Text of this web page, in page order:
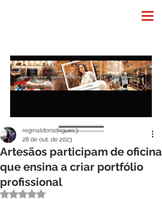
Artesãos participam de oficina
que ensina a criar portfólio
profissional
reginaldorodrigues3
28 de out. de 2023
Avaliado com NaN de 5 estrelas.